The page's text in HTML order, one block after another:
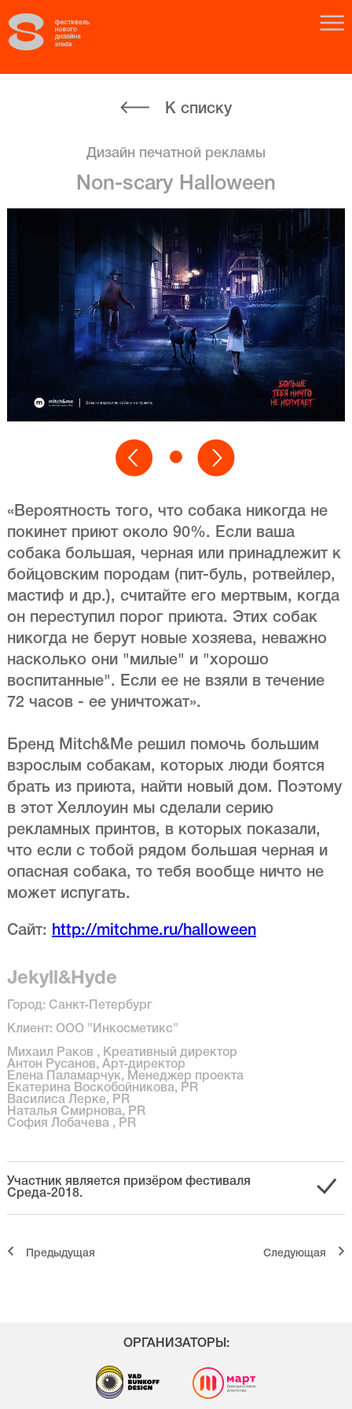
К списку
Дизайн печатной рекламы
Non-scary Halloween
«Вероятность того, что собака никогда не
покинет приют около 90%. Если ваша
собака большая, черная или принадлежит к
бойцовским породам (пит-буль, ротвейлер,
мастиф и др.), считайте его мертвым, когда
он переступил порог приюта. Этих собак
никогда не берут новые хозяева, неважно
насколько они "милые" и "хорошо
воспитанные". Если ее не взяли в течение
72 часов - ее уничтожат».
Бренд Mitch&Me решил помочь большим
взрослым собакам, которых люди боятся
брать из приюта, найти новый дом. Поэтому
в этот Хеллоуин мы сделали серию
рекламных принтов, в которых показали,
что если с тобой рядом большая черная и
опасная собака, то тебя вообще ничто не
может испугать.
Сайт: http://mitchme.ru/halloween
Jekyll&Hyde
Город: Санкт-Петербург
Клиент: ООО "Инкосметикс"
Михаил Раков , Креативный директор
Антон Русанов, Арт-директор
Елена Паламарчук, Менеджер проекта
Екатерина Воскобойникова, PR
Василиса Лерке, PR
Наталья Смирнова, PR
София Лобачева , PR
Участник является призёром фестиваля
Среда-2018.
Предыдущая Cледующая
ОРГАНИЗАТОРЫ: